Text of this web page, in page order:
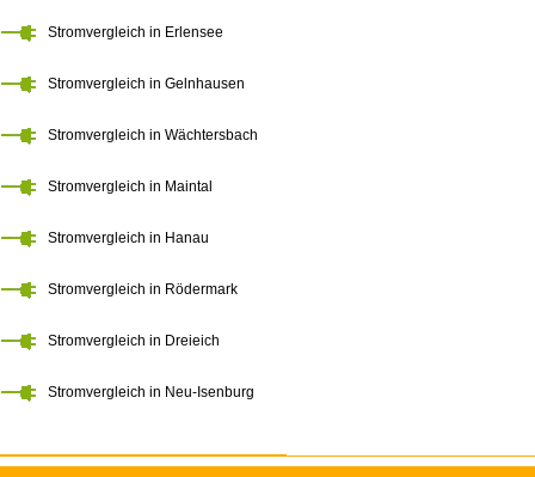
Stromvergleich in Erlensee
Stromvergleich in Gelnhausen
Stromvergleich in Wächtersbach
Stromvergleich in Maintal
Stromvergleich in Hanau
Stromvergleich in Rödermark
Stromvergleich in Dreieich
Stromvergleich in Neu-Isenburg